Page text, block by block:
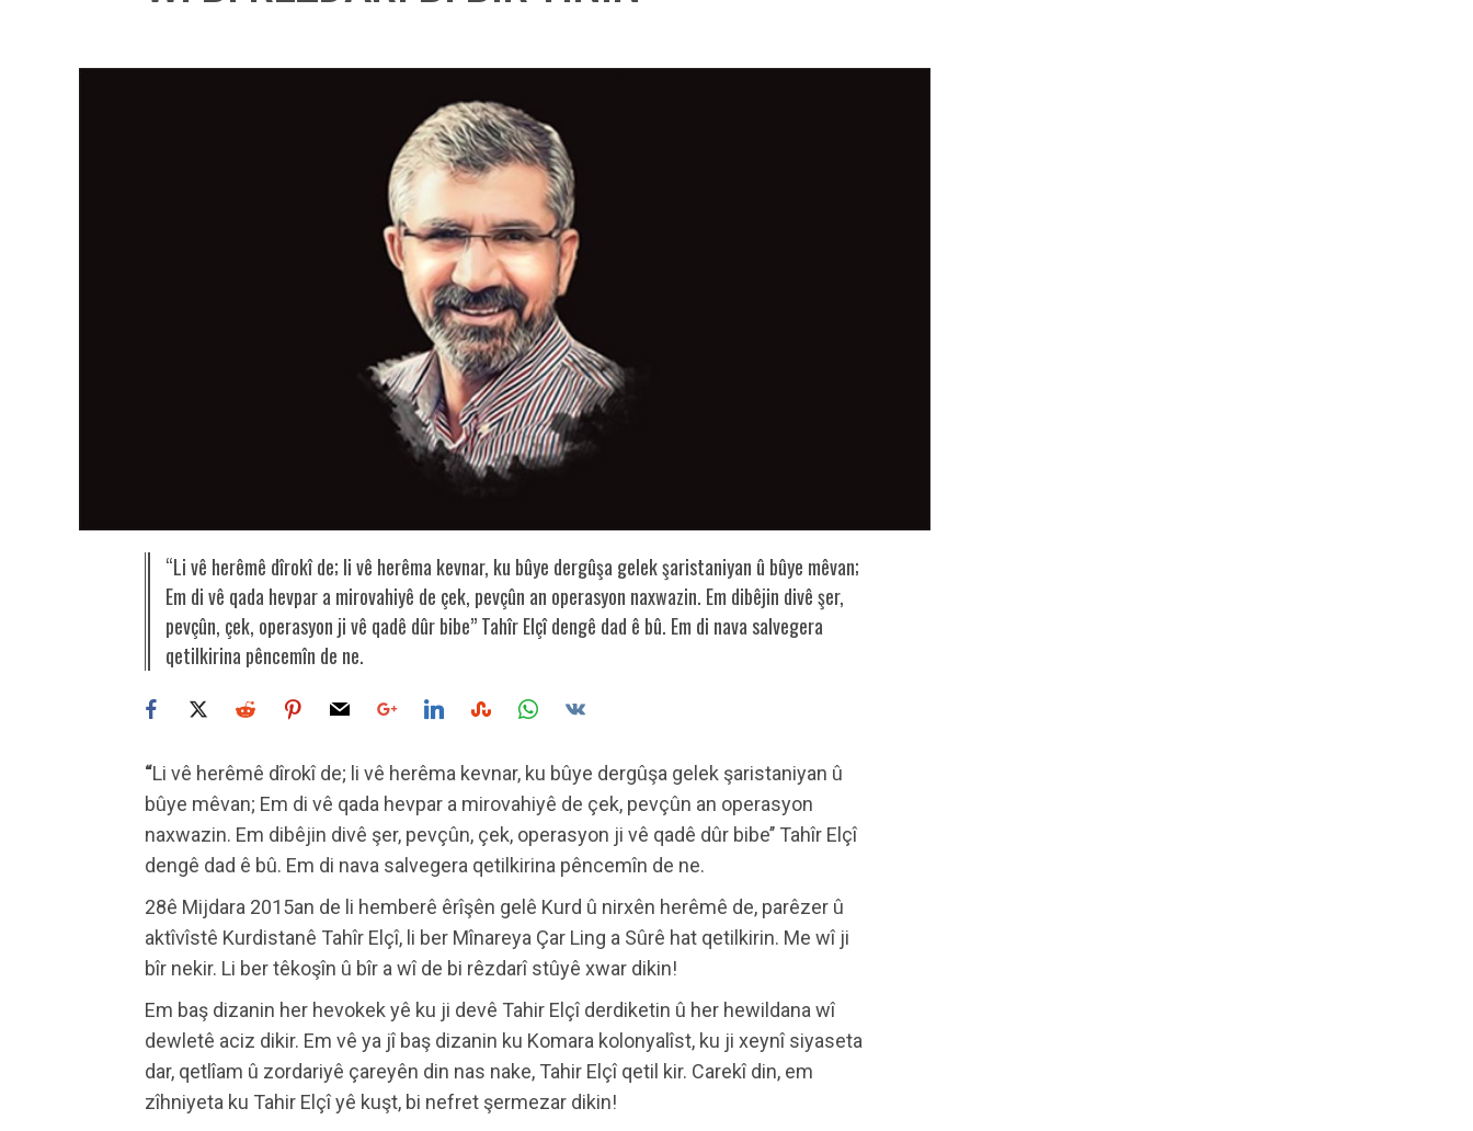
“Li vê herêmê dîrokî de; li vê herêma kevnar, ku bûye dergûşa gelek şaristaniyan û bûye mêvan;
Em di vê qada hevpar a mirovahiyê de çek, pevçûn an operasyon naxwazin. Em dibêjin divê şer,
pevçûn, çek, operasyon ji vê qadê dûr bibe’’ Tahîr Elçî dengê dad ê bû. Em di nava salvegera
qetilkirina pêncemîn de ne.
“Li vê herêmê dîrokî de; li vê herêma kevnar, ku bûye dergûşa gelek şaristaniyan û
bûye mêvan; Em di vê qada hevpar a mirovahiyê de çek, pevçûn an operasyon
naxwazin. Em dibêjin divê şer, pevçûn, çek, operasyon ji vê qadê dûr bibe’’ Tahîr Elçî
dengê dad ê bû. Em di nava salvegera qetilkirina pêncemîn de ne.
28ê Mijdara 2015an de li hemberê êrîşên gelê Kurd û nirxên herêmê de, parêzer û
aktîvîstê Kurdistanê Tahîr Elçî, li ber Mînareya Çar Ling a Sûrê hat qetilkirin. Me wî ji
bîr nekir. Li ber têkoşîn û bîr a wî de bi rêzdarî stûyê xwar dikin!
Em baş dizanin her hevokek yê ku ji devê Tahir Elçî derdiketin û her hewildana wî
dewletê aciz dikir. Em vê ya jî baş dizanin ku Komara kolonyalîst, ku ji xeynî siyaseta
dar, qetlîam û zordariyê çareyên din nas nake, Tahir Elçî qetil kir. Carekî din, em
zîhniyeta ku Tahir Elçî yê kuşt, bi nefret şermezar dikin!